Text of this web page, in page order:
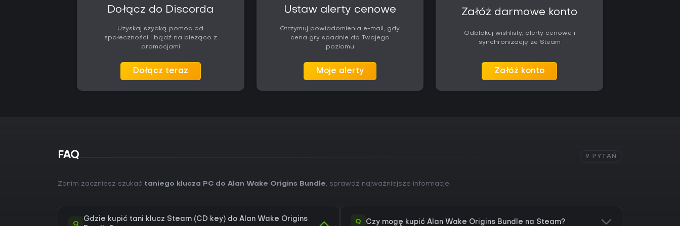
Nightmare zapewnia dodatkową wartość dzięki trybowi arcade dla tych, którzy
cenią rywalizację o wynik.
Wsparcie dla tytułów ogranicza się do oryginalnych wersji, bez sezonów ani
większych aktualizacji. Dostępność na PC ułatwia grę zarówno na padzie, jak i
klawiaturze w pakiecie skupionym na fabule. Osoby lubujące się w klimatycznych
gracze oczekujący trybów wieloosobowych lub nowoczesnych usprawnień
graficznych powinni poszukać innych tytułów.
Dołącz do Discorda
Uzyskaj szybką pomoc od
społeczności i bądź na bieżąco z
promocjami
Dołącz teraz
Ustaw alerty cenowe
Otrzymuj powiadomienia e-mail, gdy
cena gry spadnie do Twojego
poziomu
Moje alerty
Załóż darmowe konto
Odblokuj wishlisty, alerty cenowe i
synchronizację ze Steam
Załóż konto
FAQ 9 PYTAŃ
Zanim zaczniesz szukać taniego klucza PC do Alan Wake Origins Bundle, sprawdź najważniejsze informacje.
Q
Gdzie kupić tani klucz Steam (CD key) do Alan Wake Origins
Q Czy mogę kupić Alan Wake Origins Bundle na Steam?